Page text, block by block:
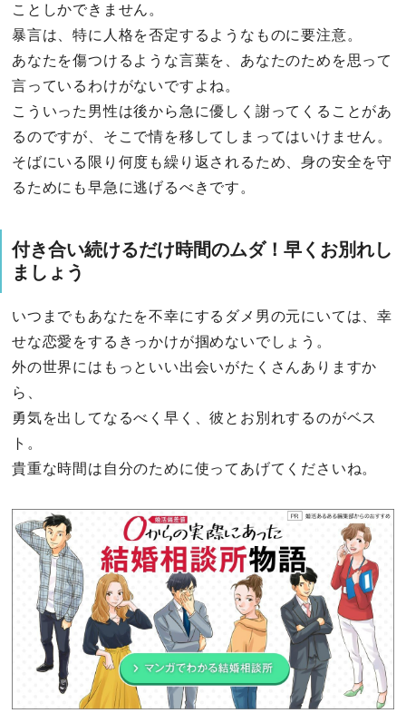
ことしかできません。
暴言は、特に人格を否定するようなものに要注意。
あなたを傷つけるような言葉を、あなたのためを思って
言っているわけがないですよね。
こういった男性は後から急に優しく謝ってくることがあ
るのですが、そこで情を移してしまってはいけません。
そばにいる限り何度も繰り返されるため、身の安全を守
るためにも早急に逃げるべきです。
付き合い続けるだけ時間のムダ！早くお別れし
ましょう
いつまでもあなたを不幸にするダメ男の元にいては、幸
せな恋愛をするきっかけが掴めないでしょう。
外の世界にはもっといい出会いがたくさんありますか
ら、
勇気を出してなるべく早く、彼とお別れするのがベス
ト。
貴重な時間は自分のために使ってあげてくださいね。